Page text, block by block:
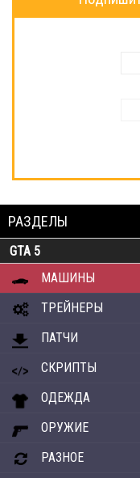
РАЗДЕЛЫ
GTA 5
МАШИНЫ
ТРЕЙНЕРЫ
ПАТЧИ
СКРИПТЫ
ОДЕЖДА
ОРУЖИЕ
РАЗНОЕ